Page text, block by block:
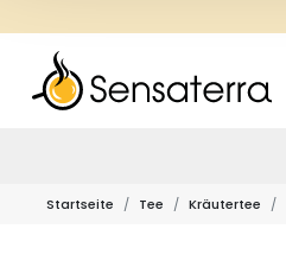
Startseite Tee Kräutertee